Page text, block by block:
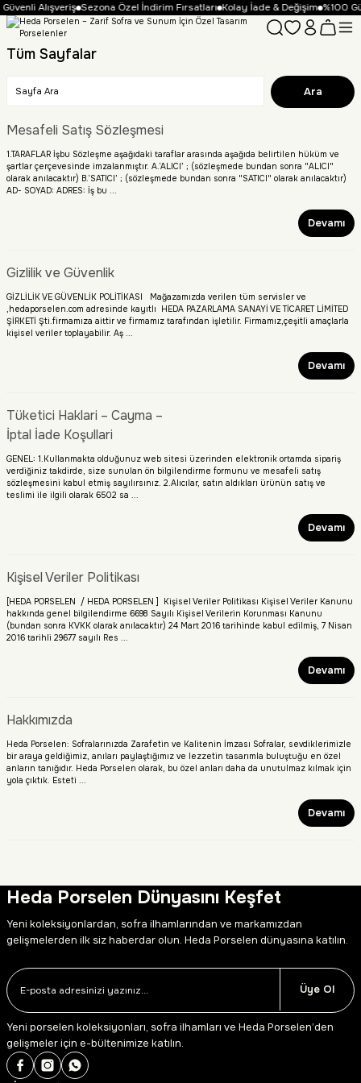
Alışveriş Sezona Özel İndirim Fırsatları Kolay İade & Değişim %100
Tüm Sayfalar
Mesafeli Satış Sözleşmesi
1.TARAFLAR İşbu Sözleşme aşağıdaki taraflar arasında aşağıda belirtilen hüküm ve
şartlar çerçevesinde imzalanmıştır. A.‘ALICI’ ; (sözleşmede bundan sonra "ALICI"
olarak anılacaktır) B.‘SATICI’ ; (sözleşmede bundan sonra "SATICI" olarak anılacaktır)
AD- SOYAD: ADRES: İş bu ...
Devamı
Gizlilik ve Güvenlik
GİZLİLİK VE GÜVENLİK POLİTİKASI Mağazamızda verilen tüm servisler ve
,hedaporselen.com adresinde kayıtlı HEDA PAZARLAMA SANAYİ VE TİCARET LİMİTED
ŞİRKETİ Şti.firmamıza aittir ve firmamız tarafından işletilir. Firmamız,çeşitli amaçlarla
kişisel veriler toplayabilir. Aş ...
Devamı
Tüketici Haklari – Cayma –
İptal İade Koşullari
GENEL: 1.Kullanmakta olduğunuz web sitesi üzerinden elektronik ortamda sipariş
verdiğiniz takdirde, size sunulan ön bilgilendirme formunu ve mesafeli satış
sözleşmesini kabul etmiş sayılırsınız. 2.Alıcılar, satın aldıkları ürünün satış ve
teslimi ile ilgili olarak 6502 sa ...
Devamı
Kişisel Veriler Politikası
[HEDA PORSELEN / HEDA PORSELEN ] Kişisel Veriler Politikası Kişisel Veriler Kanunu
hakkında genel bilgilendirme 6698 Sayılı Kişisel Verilerin Korunması Kanunu
(bundan sonra KVKK olarak anılacaktır) 24 Mart 2016 tarihinde kabul edilmiş, 7 Nisan
2016 tarihli 29677 sayılı Res ...
Devamı
Hakkımızda
Heda Porselen: Sofralarınızda Zarafetin ve Kalitenin İmzası Sofralar, sevdiklerimizle
bir araya geldiğimiz, anıları paylaştığımız ve lezzetin tasarımla buluştuğu en özel
anların tanığıdır. Heda Porselen olarak, bu özel anları daha da unutulmaz kılmak için
yola çıktık. Esteti ...
Devamı
Heda Porselen Dünyasını Keşfet
Yeni koleksiyonlardan, sofra ilhamlarından ve markamızdan
gelişmelerden ilk siz haberdar olun. Heda Porselen dünyasına katılın.
Üye Ol
Yeni porselen koleksiyonları, sofra ilhamları ve Heda Porselen’den
gelişmeler için e-bültenimize katılın.